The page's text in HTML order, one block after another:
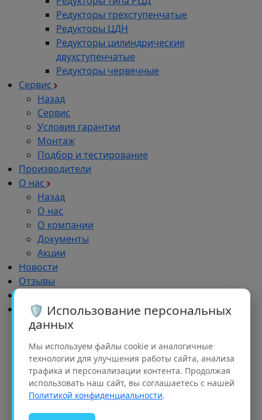
🛡️ Использование персональных
данных
Мы используем файлы cookie и аналогичные
технологии для улучшения работы сайта, анализа
трафика и персонализации контента. Продолжая
использовать наш сайт, вы соглашаетесь с нашей
Политикой конфиденциальности.
Редукторы трехступенчатые
Редукторы ЦДН
Редукторы цилиндрические
двухступенчатые
Редукторы червячные
Сервис
Назад
Сервис
Условия гарантии
Монтаж
Подбор и тестирование
Производители
О нас
Назад
О нас
О компании
Документы
Акции
Новости
Отзывы
Дилерам
Назад
Обучение
Реклама
Партнерский портфель
Рализация проектов